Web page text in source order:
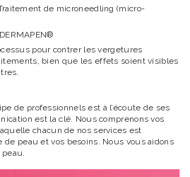
de microneedling (micro-
pour contrer les vergetures
bien que les effets soient visibles
de professionnels est à l’écoute de ses
est la clé. Nous comprenons vos
chacun de nos services est
de peau et vos besoins. Nous vous aidons